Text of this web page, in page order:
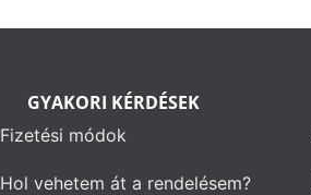
GYAKORI KÉRDÉSEK
Fizetési módok
Hol vehetem át a rendelésem?